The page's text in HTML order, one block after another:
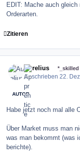
EDIT: Mache auch
Orderarten.
Zitieren
Aurelius *_skilled
Geschrieben22.
AUTOR
Habe jetzt noch mal alle
Über Market muss man
was man bekommt (was
berichte).